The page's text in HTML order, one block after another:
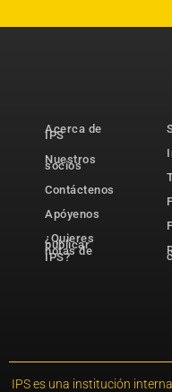
Acerca de
IPS
Nuestros
socios
Contáctenos
Apóyenos
¿Quieres
publicar
notas de
IPS?
IPS es una institución